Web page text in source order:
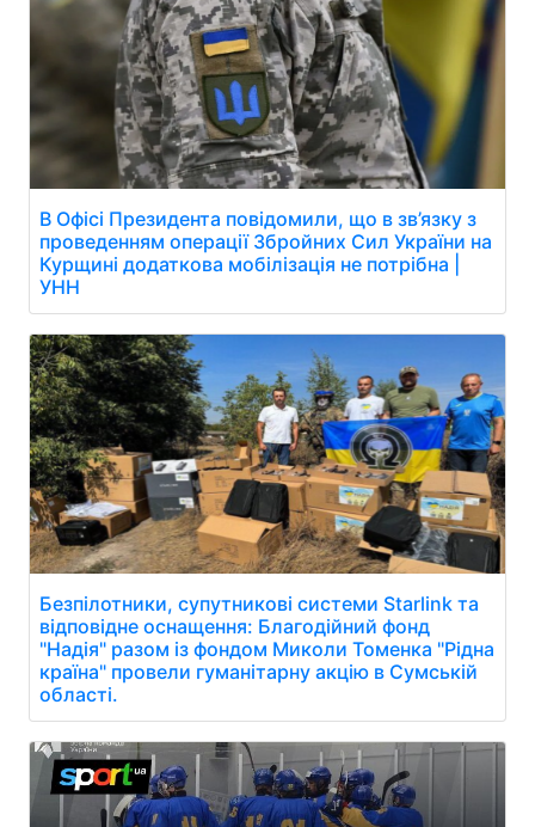
В Офісі Президента повідомили, що в зв’язку з
проведенням операції Збройних Сил України на
Курщині додаткова мобілізація не потрібна |
УНН
Безпілотники, супутникові системи Starlink та
відповідне оснащення: Благодійний фонд
"Надія" разом із фондом Миколи Томенка "Рідна
країна" провели гуманітарну акцію в Сумській
області.